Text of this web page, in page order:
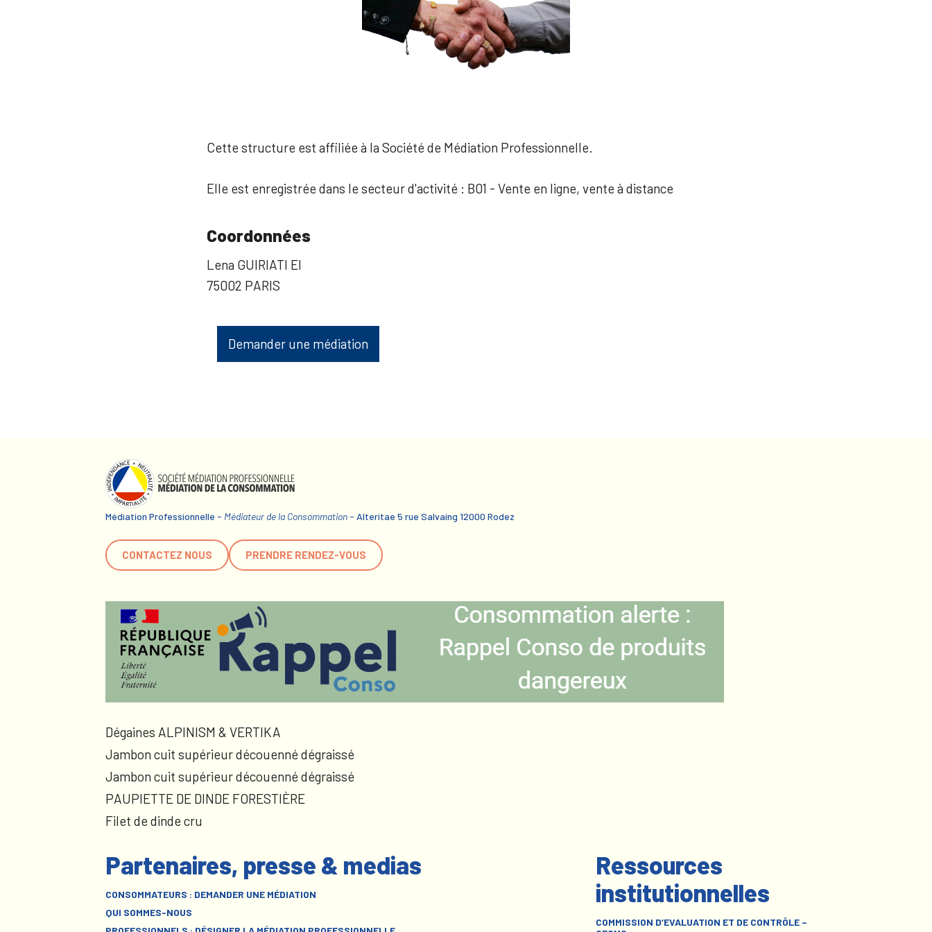
Cette structure est affiliée à la Société de Médiation Professionnelle.
Elle est enregistrée dans le secteur d'activité : B01 - Vente en ligne, vente à distance
Coordonnées
Lena GUIRIATI EI
75002 PARIS
Demander une médiation
Médiation Professionnelle - Médiateur de la Consommation - Alteritae 5 rue Salvaing 12000 Rodez
CONTACTEZ NOUS PRENDRE RENDEZ-VOUS
Dégaines ALPINISM & VERTIKA
Jambon cuit supérieur découenné dégraissé
Jambon cuit supérieur découenné dégraissé
PAUPIETTE DE DINDE FORESTIÈRE
Filet de dinde cru
Partenaires, presse & medias
CONSOMMATEURS : DEMANDER UNE MÉDIATION
QUI SOMMES-NOUS
Ressources
institutionnelles
COMMISSION D’EVALUATION ET DE CONTRÔLE –